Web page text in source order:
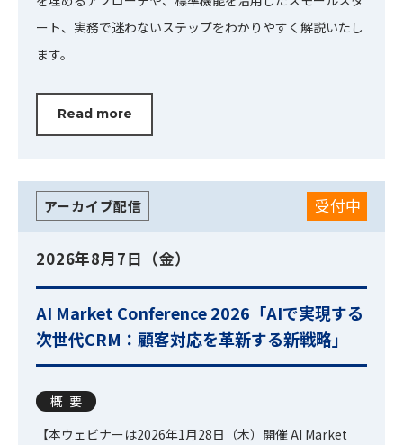
ート、実務で迷わないステップをわかりやすく解説いたし
ます。
Read more
アーカイブ配信 受付中
2026年8月7日（金）
AI Market Conference 2026「AIで実現する
次世代CRM：顧客対応を革新する新戦略」
概要
【本ウェビナーは2026年1月28日（木）開催 AI Market